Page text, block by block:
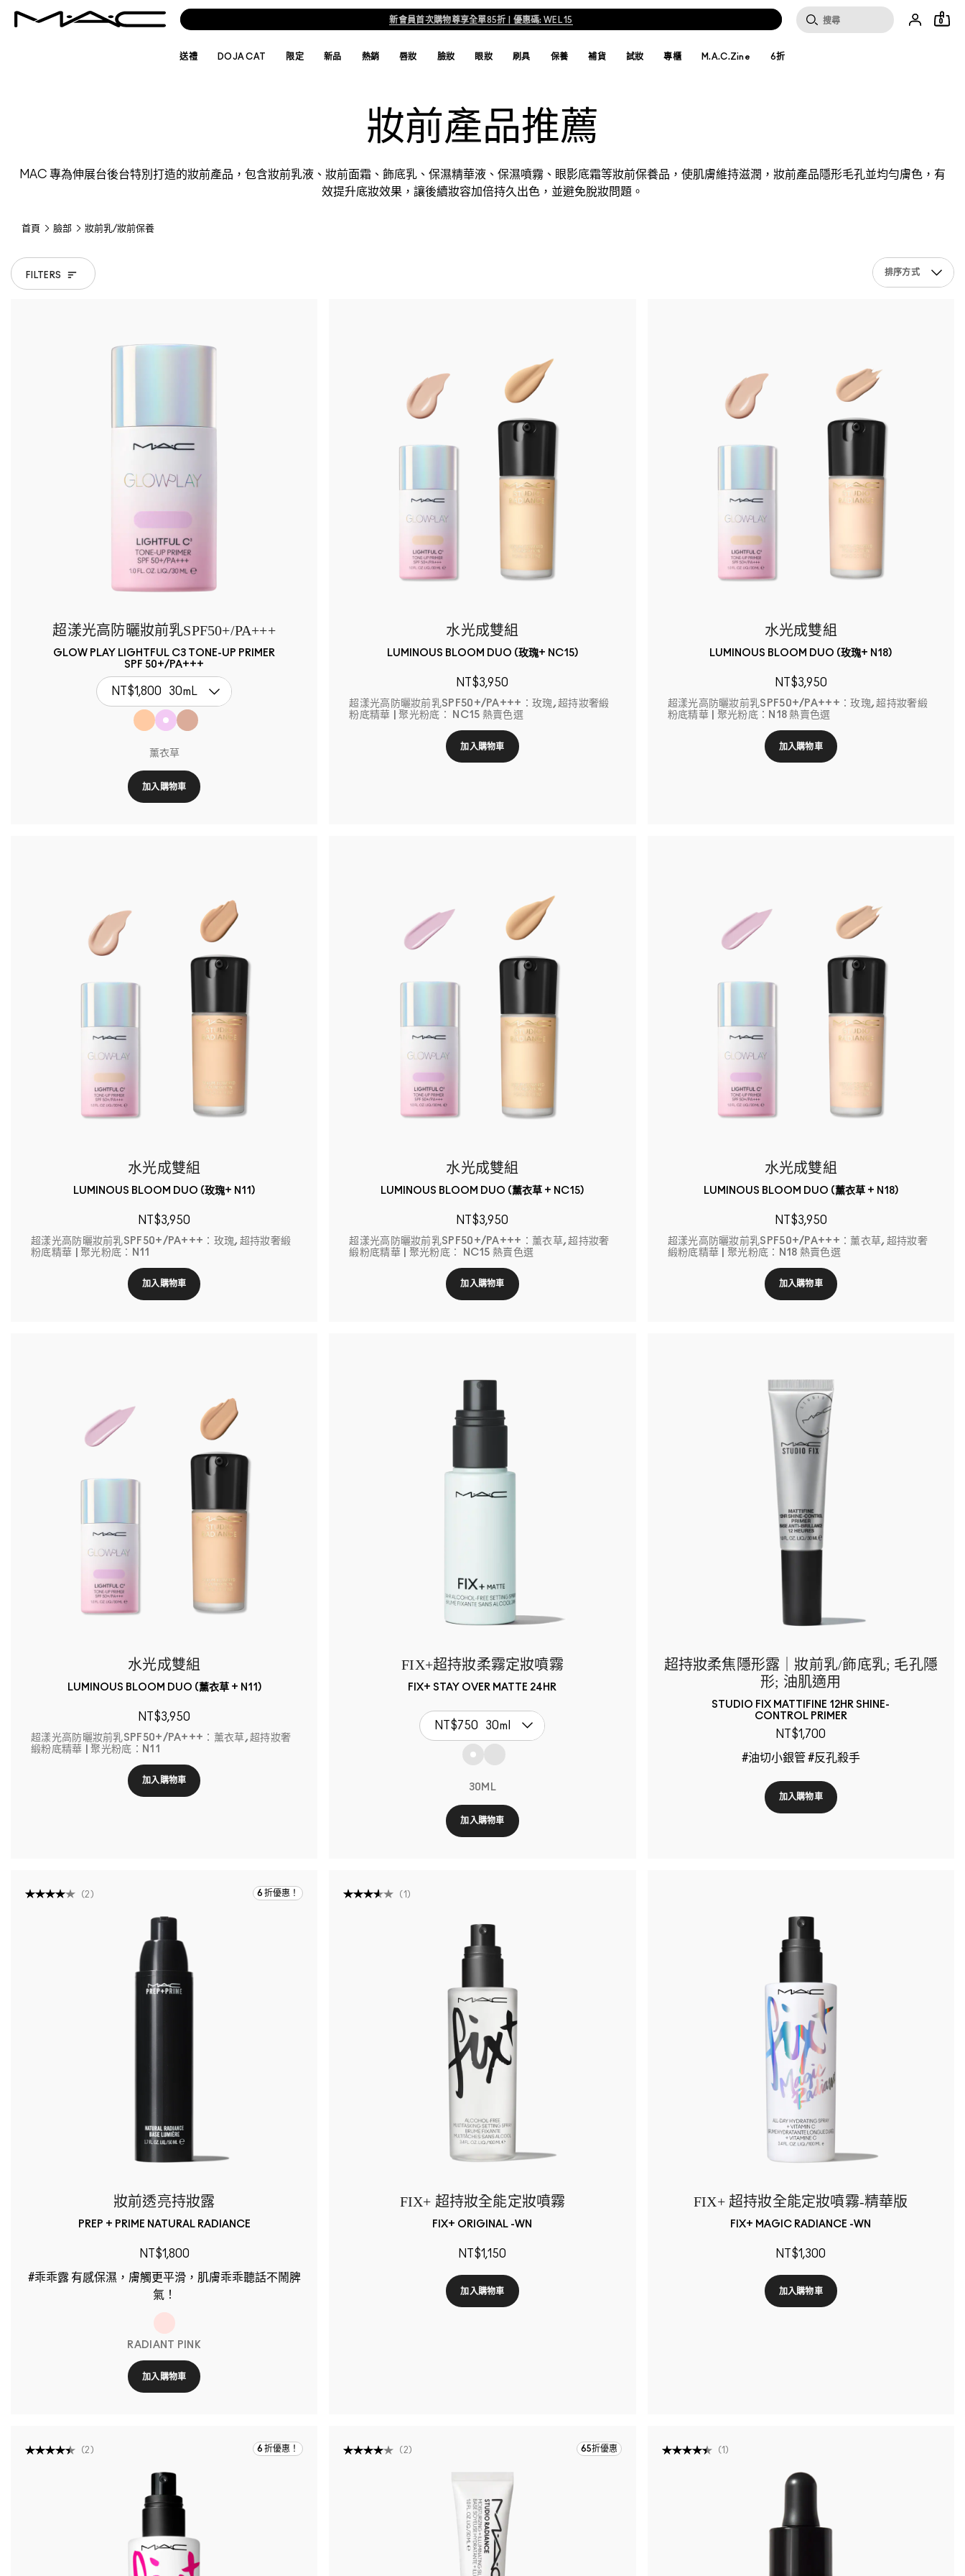
新會員首次購物尊享全單85折 | 優惠碼: WEL15 0
送禮 DOJA CAT 限定 新品 熱銷 唇妝 臉妝 眼妝 刷具 保養 補貨 試妝 專櫃 M.A.C.Zine 6折
妝前產品推薦
MAC 專為伸展台後台特別打造的妝前產品，包含妝前乳液、妝前面霜、飾底乳、保濕精華液、保濕噴霧、眼影底霜等妝前保養品，使肌膚維持滋潤，妝前產品隱形毛孔並均勻膚色，有
效提升底妝效果，讓後續妝容加倍持久出色，並避免脫妝問題。
首頁 臉部 妝前乳/妝前保養
FILTERS 排序方式
超漾光高防曬妝前乳SPF50+/PA+++
GLOW PLAY LIGHTFUL C3 TONE-UP PRIMER
SPF 50+/PA+++
NT$1,800 30mL
薰衣草
加入購物車
水光成雙組
LUMINOUS BLOOM DUO (玫瑰+ NC15)
NT$3,950
超漾光高防曬妝前乳SPF50+/PA+++：玫瑰, 超持妝奢緞
粉底精華 | 聚光粉底： NC15 熱賣色選
加入購物車
水光成雙組
LUMINOUS BLOOM DUO (玫瑰+ N18)
NT$3,950
超漾光高防曬妝前乳SPF50+/PA+++：玫瑰, 超持妝奢緞
粉底精華 | 聚光粉底：N18 熱賣色選
加入購物車
水光成雙組
LUMINOUS BLOOM DUO (玫瑰+ N11)
NT$3,950
超漾光高防曬妝前乳SPF50+/PA+++：玫瑰, 超持妝奢緞
粉底精華 | 聚光粉底：N11
加入購物車
水光成雙組
LUMINOUS BLOOM DUO (薰衣草 + NC15)
NT$3,950
超漾光高防曬妝前乳SPF50+/PA+++：薰衣草, 超持妝奢
緞粉底精華 | 聚光粉底： NC15 熱賣色選
加入購物車
水光成雙組
LUMINOUS BLOOM DUO (薰衣草 + N18)
NT$3,950
超漾光高防曬妝前乳SPF50+/PA+++：薰衣草, 超持妝奢
緞粉底精華 | 聚光粉底：N18 熱賣色選
加入購物車
水光成雙組
LUMINOUS BLOOM DUO (薰衣草 + N11)
NT$3,950
超漾光高防曬妝前乳SPF50+/PA+++：薰衣草, 超持妝奢
緞粉底精華 | 聚光粉底：N11
加入購物車
FIX+超持妝柔霧定妝噴霧
FIX+ STAY OVER MATTE 24HR
NT$750 30ml
30ML
加入購物車
超持妝柔焦隱形露｜妝前乳/飾底乳; 毛孔隱
形; 油肌適用
STUDIO FIX MATTIFINE 12HR SHINE-
CONTROL PRIMER
NT$1,700
#油切小銀管 #反孔殺手
加入購物車
6 折優惠！
( 2 )
妝前透亮持妝露
PREP + PRIME NATURAL RADIANCE
NT$1,800
#乖乖露 有感保濕，膚觸更平滑，肌膚乖乖聽話不鬧脾
氣！
RADIANT PINK
加入購物車
( 1 )
FIX+ 超持妝全能定妝噴霧
FIX+ ORIGINAL -WN
NT$1,150
加入購物車
FIX+ 超持妝全能定妝噴霧-精華版
FIX+ MAGIC RADIANCE -WN
NT$1,300
加入購物車
6 折優惠！
( 2 ) 65折優惠
( 2 ) (1 )